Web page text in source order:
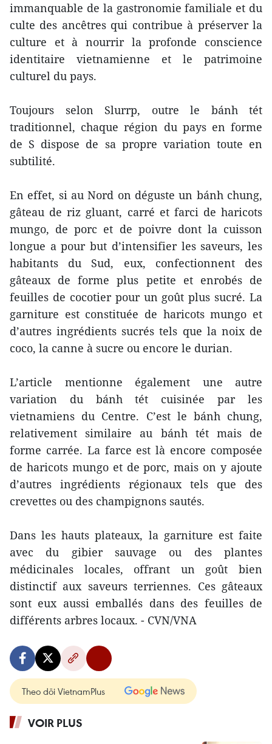
immanquable de la gastronomie familiale et du
culte des ancêtres qui contribue à préserver la
culture et à nourrir la profonde conscience
identitaire vietnamienne et le patrimoine
culturel du pays.
Toujours selon Slurrp, outre le bánh tét
traditionnel, chaque région du pays en forme
de S dispose de sa propre variation toute en
subtilité.
En effet, si au Nord on déguste un bánh chung,
gâteau de riz gluant, carré et farci de haricots
mungo, de porc et de poivre dont la cuisson
longue a pour but d’intensifier les saveurs, les
habitants du Sud, eux, confectionnent des
gâteaux de forme plus petite et enrobés de
feuilles de cocotier pour un goût plus sucré. La
garniture est constituée de haricots mungo et
d’autres ingrédients sucrés tels que la noix de
coco, la canne à sucre ou encore le durian.
L’article mentionne également une autre
variation du bánh tét cuisinée par les
vietnamiens du Centre. C’est le bánh chung,
relativement similaire au bánh tét mais de
forme carrée. La farce est là encore composée
de haricots mungo et de porc, mais on y ajoute
d’autres ingrédients régionaux tels que des
crevettes ou des champignons sautés.
Dans les hauts plateaux, la garniture est faite
avec du gibier sauvage ou des plantes
médicinales locales, offrant un goût bien
distinctif aux saveurs terriennes. Ces gâteaux
sont eux aussi emballés dans des feuilles de
différents arbres locaux. - CVN/VNA
Theo dõi VietnamPlus
VOIR PLUS